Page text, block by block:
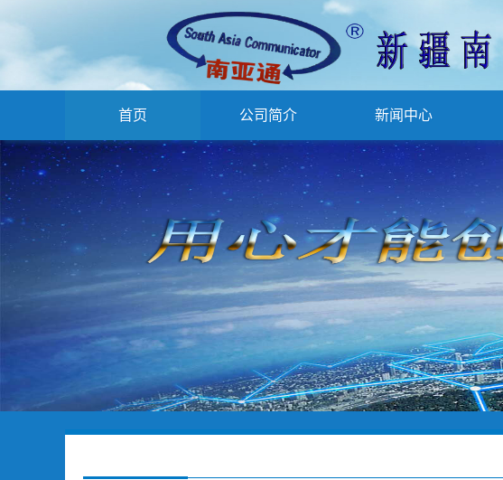
首页 公司简介 新闻中心